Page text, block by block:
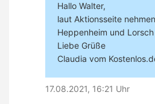
Hallo Walter,
laut Aktionsseite
Heppenheim und
Liebe Grüße
Claudia vom
17.08.2021, 16:21 Uhr